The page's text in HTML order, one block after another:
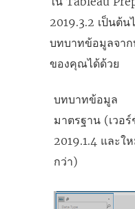
2019.3.2 เป็นต้
บทบาทข้อมูลจา
ของคุณได้ด้วย
บทบาทข้อมูล
มาตรฐาน (เวอ
2019.1.4 และใ
กว่า)